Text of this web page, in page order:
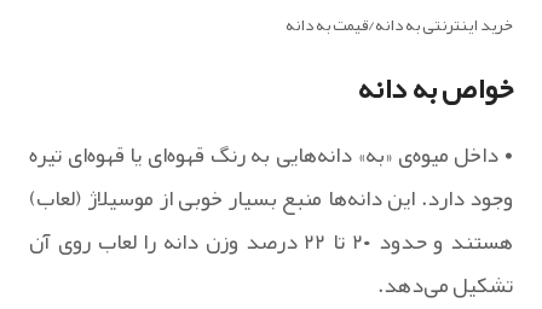
خرید اینترنتی به دانه/قیمت به دانه
خواص به دانه
• داخل میوه‌ی «به» دانه‌هایی به رنگ قهوه‌ای یا قهوه‌ای تیره
وجود دارد. این دانه‌ها منبع بسیار خوبی از موسیلاژ (لعاب)
هستند و حدود ۲۰ تا ۲۲ درصد وزن دانه را لعاب روی آن
تشکیل می‌دهد.